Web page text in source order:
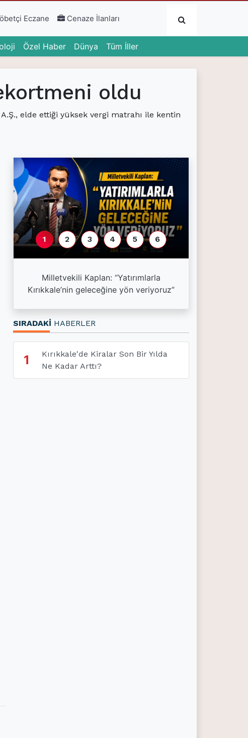
Submit
Eczane Cenaze İlanları
(current)
Özel Haber(current)
Dünya (current)
Tüm İller
oldu
elde ettiği yüksek vergi matrahı ile kentin
Milletvekili Kaplan: “Yatırımlarla
Kırıkkale’nin geleceğine yön veriyoruz”
1 2 3 4 5 6
SIRADAKİ HABERLER
1
Kırıkkale'de Kiralar Son Bir Yılda
Ne Kadar Arttı?